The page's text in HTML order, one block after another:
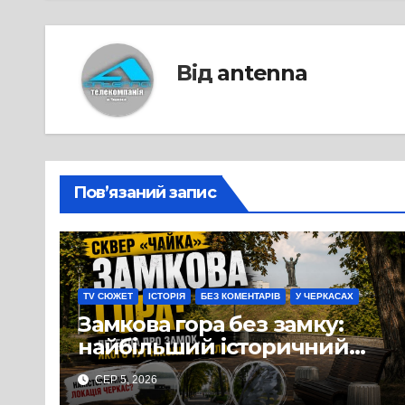
Від antenna
Пов’язаний запис
TV СЮЖЕТ ІСТОРІЯ БЕЗ КОМЕНТАРІВ У ЧЕРКАСАХ
Замкова гора без замку:
найбільший історичний
міф Черкас
СЕР 5, 2026